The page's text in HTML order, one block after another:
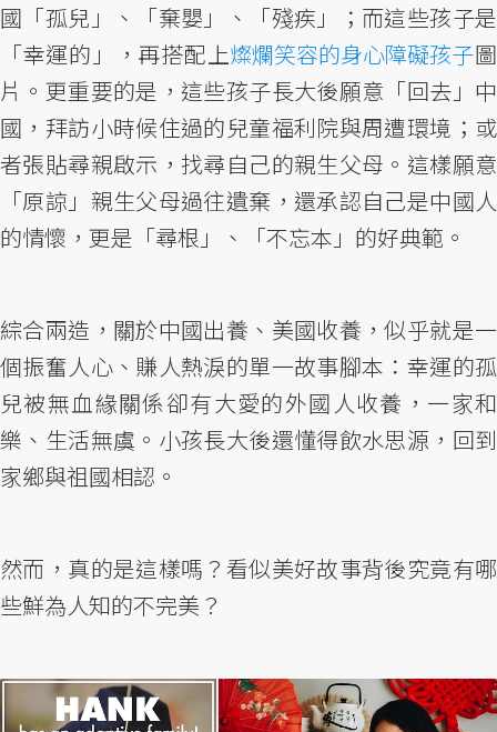
國「孤兒」、「棄嬰」、「殘疾」；而這些孩子是
「幸運的」，再搭配上燦爛笑容的身心障礙孩子圖
片。更重要的是，這些孩子長大後願意「回去」中
國，拜訪小時候住過的兒童福利院與周遭環境；或
者張貼尋親啟示，找尋自己的親生父母。這樣願意
「原諒」親生父母過往遺棄，還承認自己是中國人
的情懷，更是「尋根」、「不忘本」的好典範。
綜合兩造，關於中國出養、美國收養，似乎就是一
個振奮人心、賺人熱淚的單一故事腳本：幸運的孤
兒被無血緣關係卻有大愛的外國人收養，一家和
樂、生活無虞。小孩長大後還懂得飲水思源，回到
家鄉與祖國相認。
然而，真的是這樣嗎？看似美好故事背後究竟有哪
些鮮為人知的不完美？